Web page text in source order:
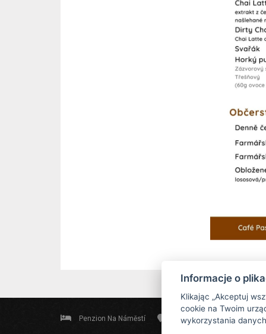
Penzion Na Náměstí Revoluční 79, 544 01 Dvůr
Informacje o
Klikając „Akceptuj
cookie na Twoim
wykorzystania